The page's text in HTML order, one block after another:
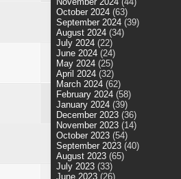
October 2024 (63)
September 2024 (39)
August 2024 (34)
July 2024 (22)
June 2024 (24)
May 2024 (25)
April 2024 (32)
March 2024 (62)
February 2024 (58)
January 2024 (39)
December 2023 (36)
November 2023 (14)
October 2023 (54)
September 2023 (40)
August 2023 (65)
July 2023 (33)
June 2023 (26)